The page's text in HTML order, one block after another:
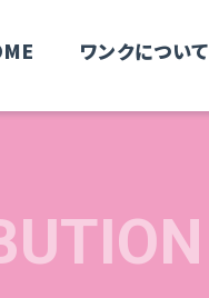
ワンクについて